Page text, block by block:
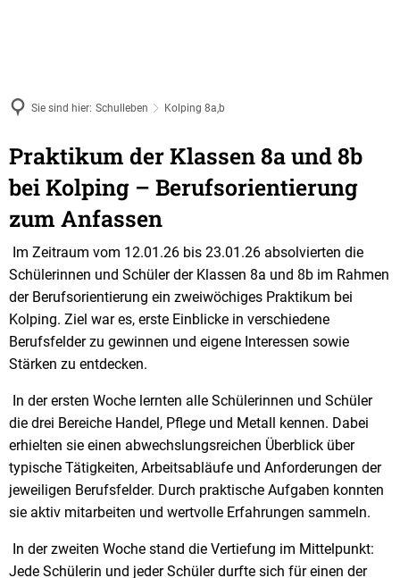
Sie sind hier: Schulleben Kolping 8a,b
Praktikum der Klassen 8a und 8b
bei Kolping – Berufsorientierung
zum Anfassen
Im Zeitraum vom 12.01.26 bis 23.01.26 absolvierten die
Schülerinnen und Schüler der Klassen 8a und 8b im Rahmen
der Berufsorientierung ein zweiwöchiges Praktikum bei
Kolping. Ziel war es, erste Einblicke in verschiedene
Berufsfelder zu gewinnen und eigene Interessen sowie
Stärken zu entdecken.
In der ersten Woche lernten alle Schülerinnen und Schüler
die drei Bereiche Handel, Pflege und Metall kennen. Dabei
erhielten sie einen abwechslungsreichen Überblick über
typische Tätigkeiten, Arbeitsabläufe und Anforderungen der
jeweiligen Berufsfelder. Durch praktische Aufgaben konnten
sie aktiv mitarbeiten und wertvolle Erfahrungen sammeln.
In der zweiten Woche stand die Vertiefung im Mittelpunkt:
Jede Schülerin und jeder Schüler durfte sich für einen der